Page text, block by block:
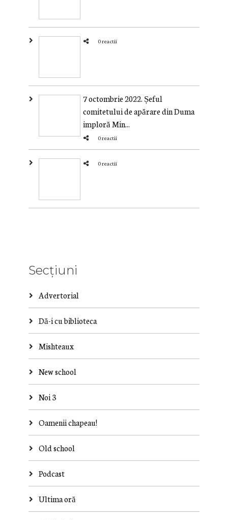
0 reactii
7 octombrie 2022. Șeful
comitetului de apărare din Duma
imploră Min...
0 reactii
0 reactii
Secțiuni
Advertorial
Dă-i cu biblioteca
Mishteaux
New school
Noi 3
Oamenii chapeau!
Old school
Podcast
Ultima oră